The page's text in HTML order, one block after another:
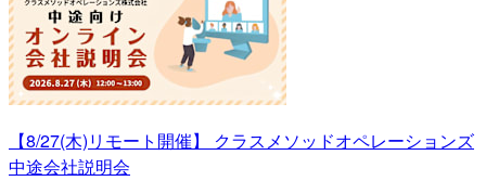
【8/27(木)リモート開催】 クラスメソッドオペレーションズ
中途会社説明会